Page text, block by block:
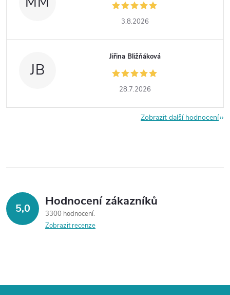
3.8.2026
JB
Jiřina Bližňáková
28.7.2026
Zobrazit další hodnocení
5,0 Hodnocení zákazníků
3300 hodnocení
Zobrazit recenze